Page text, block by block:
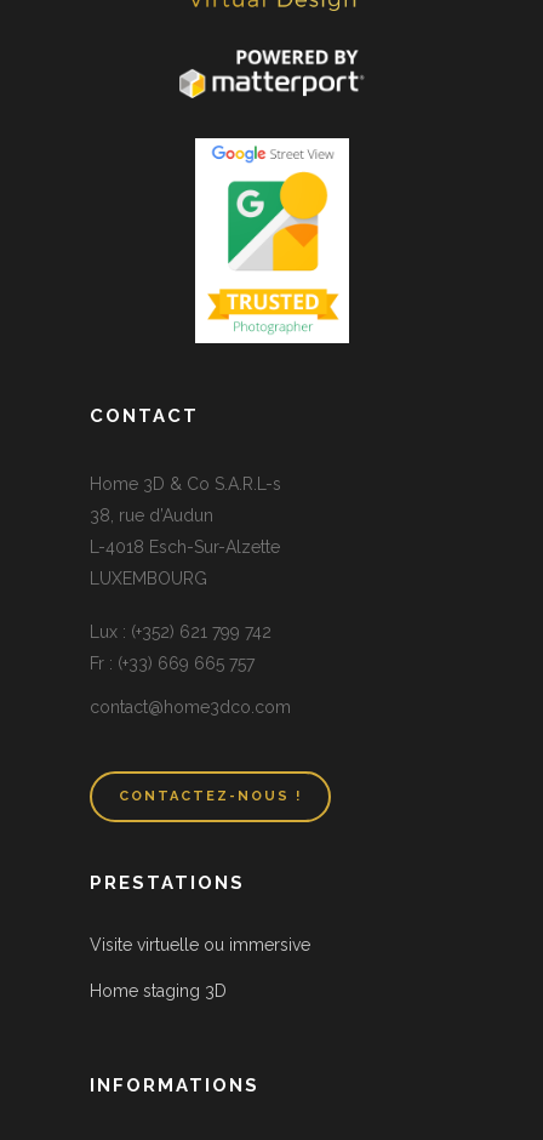
CONTACT
Home 3D & Co S.A.R.L-s
38, rue d’Audun
L-4018 Esch-Sur-Alzette
LUXEMBOURG
Lux : (+352) 621 799 742
Fr : (+33) 669 665 757
contact@home3dco.com
CONTACTEZ-NOUS !
PRESTATIONS
Visite virtuelle ou immersive
Home staging 3D
INFORMATIONS